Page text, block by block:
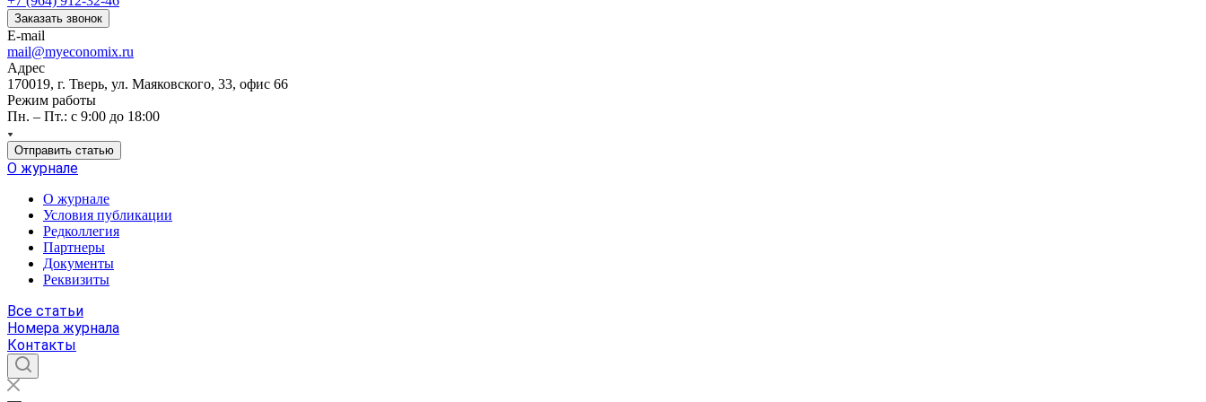
Заказать звонок
E-mail
mail@myeconomix.ru
Адрес
170019, г. Тверь, ул. Маяковского, 33, офис 66
Режим работы
Пн. – Пт.: с 9:00 до 18:00
Отправить статью
О журнале
О журнале
Условия публикации
Редколлегия
Партнеры
Документы
Реквизиты
Все статьи
Номера журнала
Контакты